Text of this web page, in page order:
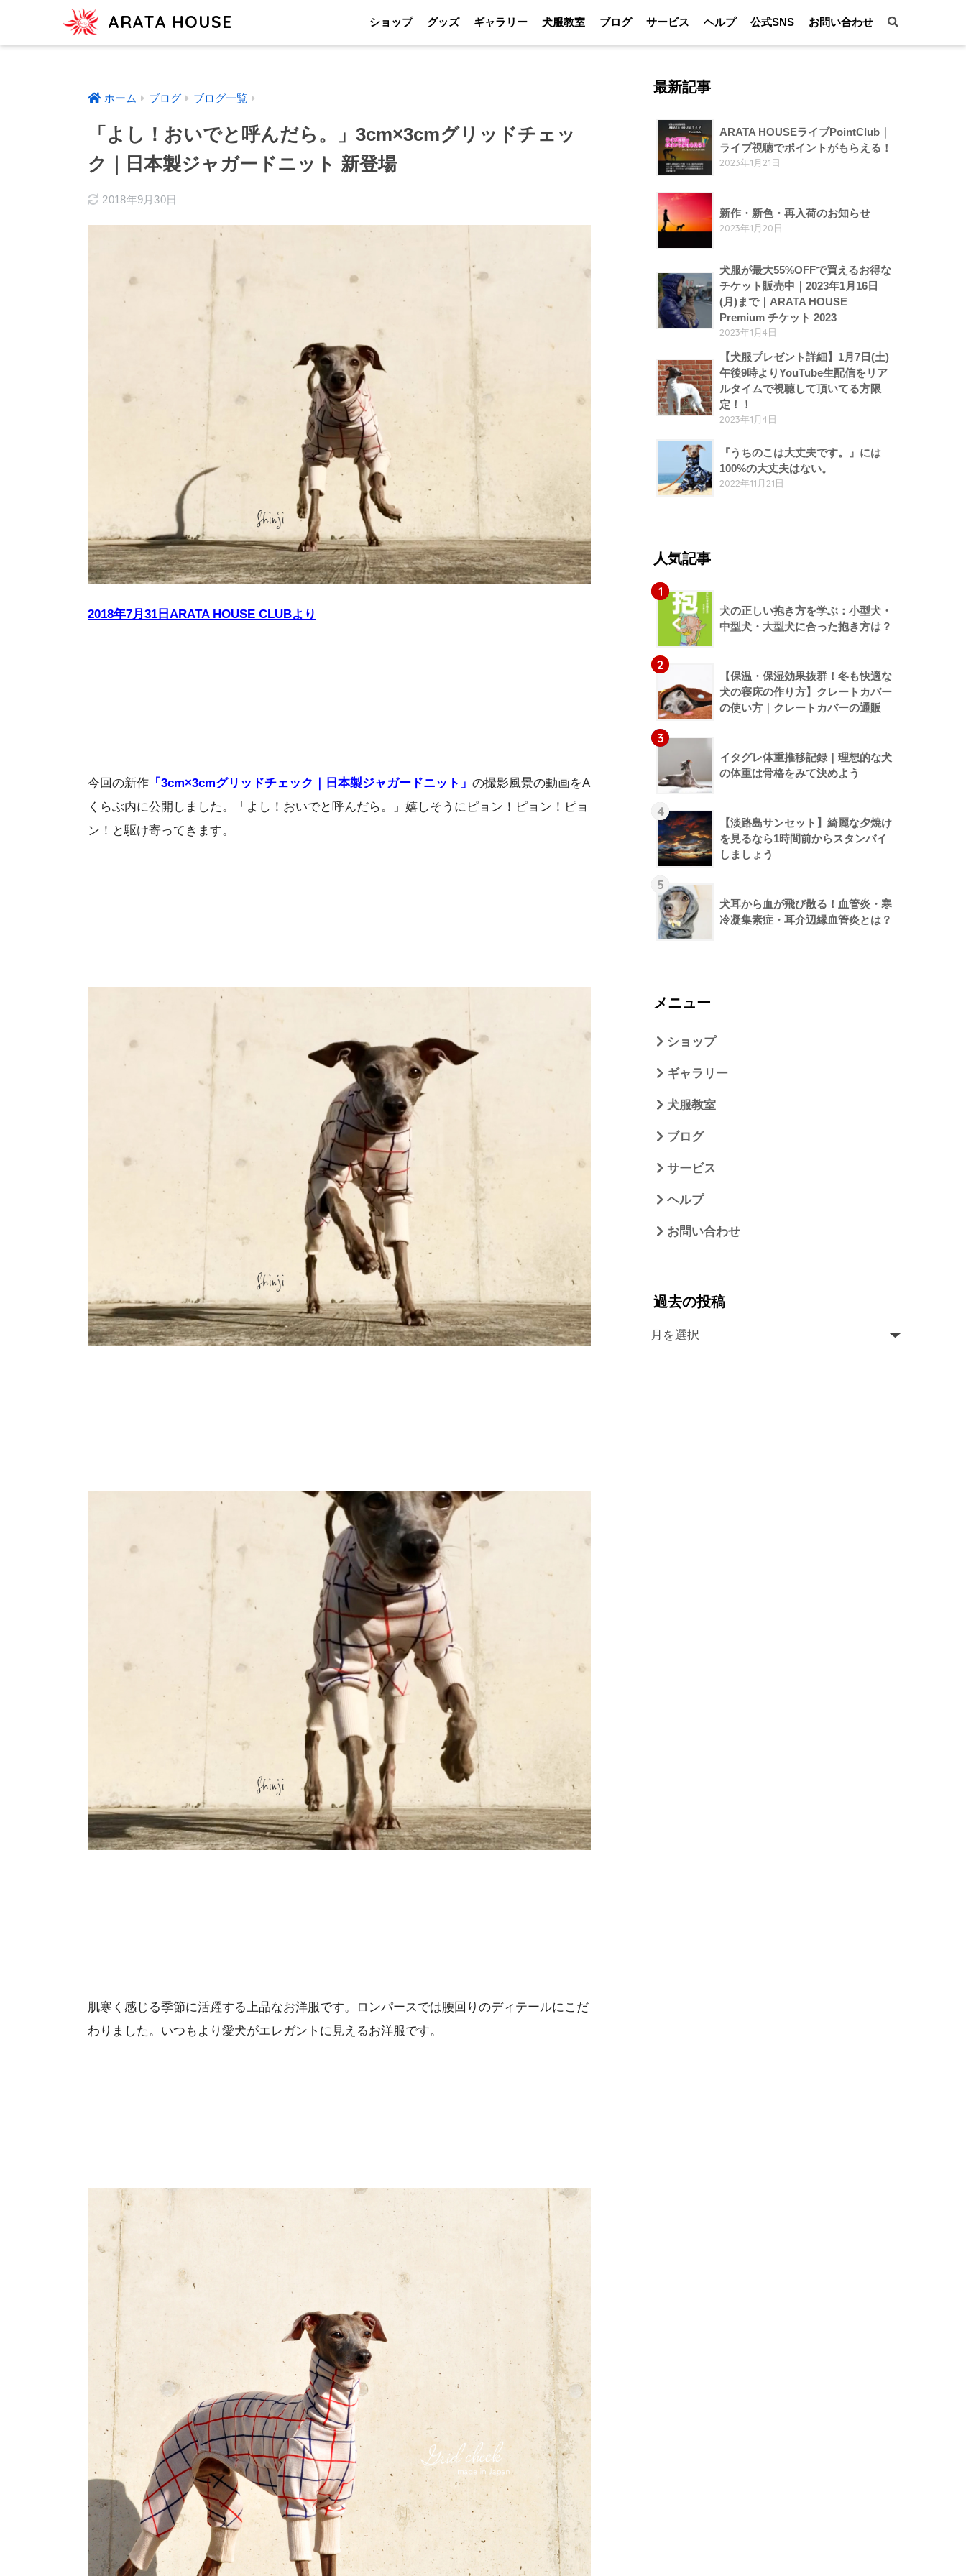
ARATA HOUSE ショップ グッズ ギャラリー 犬服教室 ブログ サービス ヘルプ 公式SNS お問い合わせ
ホーム ブログ ブログ一覧
「よし！おいでと呼んだら。」3cm×3cmグリッドチェッ
ク｜日本製ジャガードニット 新登場
2018年9月30日
2018年7月31日ARATA HOUSE CLUBより
今回の新作 「3cm×3cmグリッドチェック｜日本製ジャガードニット」 の撮影風景の動画をA
くらぶ内に公開しました。「よし！おいでと呼んだら。」嬉しそうにピョン！ピョン！ピョ
ン！と駆け寄ってきます。
肌寒く感じる季節に活躍する上品なお洋服です。ロンパースでは腰回りのディテールにこだ
わりました。いつもより愛犬がエレガントに見えるお洋服です。
最新記事
ARATA HOUSEライブPointClub｜
ライブ視聴でポイントがもらえる！
2023年1月21日
新作・新色・再入荷のお知らせ
2023年1月20日
犬服が最大55%OFFで買えるお得な
チケット販売中｜2023年1月16日
(月)まで｜ARATA HOUSE
Premium チケット 2023
2023年1月4日
【犬服プレゼント詳細】1月7日(土)
午後9時よりYouTube生配信をリア
ルタイムで視聴して頂いてる方限
定！！
2023年1月4日
『うちのこは大丈夫です。』には
100%の大丈夫はない。
2022年11月21日
人気記事
1
犬の正しい抱き方を学ぶ：小型犬・
中型犬・大型犬に合った抱き方は？
2
【保温・保湿効果抜群！冬も快適な
犬の寝床の作り方】クレートカバー
の使い方｜クレートカバーの通販
3
イタグレ体重推移記録｜理想的な犬
の体重は骨格をみて決めよう
4
【淡路島サンセット】綺麗な夕焼け
を見るなら1時間前からスタンバイ
しましょう
5
犬耳から血が飛び散る！血管炎・寒
冷凝集素症・耳介辺縁血管炎とは？
メニュー
ショップ
ギャラリー
犬服教室
ブログ
サービス
ヘルプ
お問い合わせ
過去の投稿